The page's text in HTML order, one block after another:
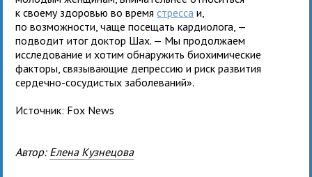
к своему здоровью во времястресса и,
по возможности, чаще посещать кардиолога, —
подводит итог доктор Шах. — Мы продолжаем
исследование и хотим обнаружить биохимические
факторы, связывающие депрессию и риск развития
сердечно-сосудистых заболеваний».
Источник: Fox News
Автор: Елена Кузнецова